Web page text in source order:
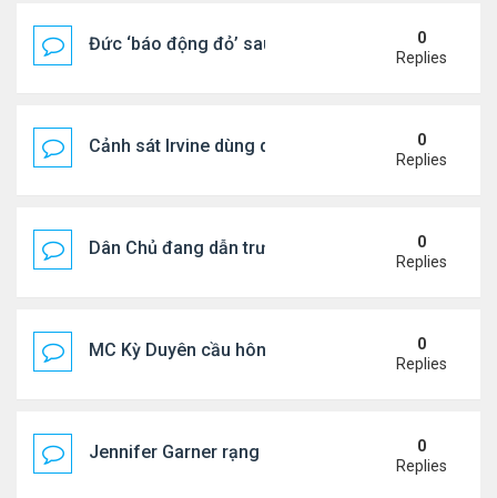
Đức ‘báo động đỏ’ sau vụ phát hiện UAV mang
0
Replies
Cảnh sát Irvine dùng drone bắt kẻ trộm trong
0
Replies
Dân Chủ đang dẫn trước Cộng Hòa trong các
0
Replies
MC Kỳ Duyên cầu hôn lại chồng cũ
0
Replies
Jennifer Garner rạng rỡ bên bạn trai kém 6 tuổi
0
Replies